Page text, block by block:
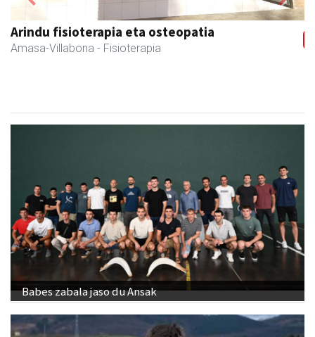
Akam espazioa
Amasa-Villabona - Arropa-dendak
Previous Next
Babes zabala jaso du Ansak